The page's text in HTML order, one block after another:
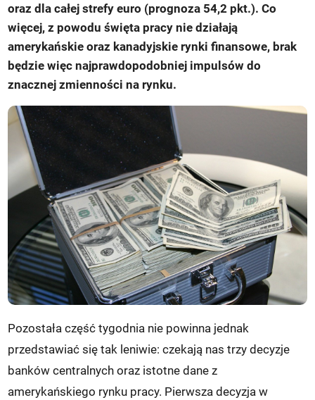
oraz dla całej strefy euro (prognoza 54,2 pkt.). Co
więcej, z powodu święta pracy nie działają
amerykańskie oraz kanadyjskie rynki finansowe, brak
będzie więc najprawdopodobniej impulsów do
znacznej zmienności na rynku.
Pozostała część tygodnia nie powinna jednak
przedstawiać się tak leniwie: czekają nas trzy decyzje
banków centralnych oraz istotne dane z
amerykańskiego rynku pracy. Pierwsza decyzja w